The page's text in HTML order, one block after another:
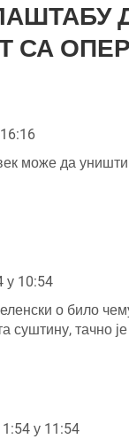
СА
може да
у 10:54
о било
суштину, тачно
у 11:54